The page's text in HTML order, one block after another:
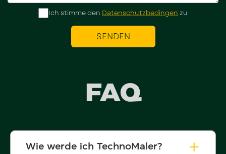
Ich stimme den Datenschutzbedingen zu
FAQ
Wie werde ich TechnoMaler?